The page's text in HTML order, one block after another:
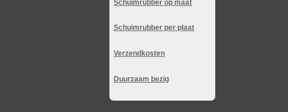
Schuimrubber op maat
Schuimrubber per plaat
Verzendkosten
Duurzaam bezig